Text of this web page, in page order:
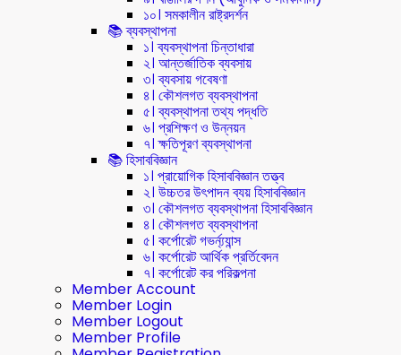
১০। সমকালীন রাষ্ট্রদর্শন
📚 ব্যবস্থাপনা
১। ব্যবস্থাপনা চিন্তাধারা
২। আন্তর্জাতিক ব্যবসায়
৩। ব্যবসায় গবেষণা
৪। কৌশলগত ব্যবস্থাপনা
৫। ব্যবস্থাপনা তথ্য পদ্ধতি
৬। প্রশিক্ষণ ও উন্নয়ন
৭। ক্ষতিপূরণ ব্যবস্থাপনা
📚 হিসাববিজ্ঞান
১। প্রায়োগিক হিসাববিজ্ঞান তত্ত্ব
২। উচ্চতর উৎপাদন ব্যয় হিসাববিজ্ঞান
৩। কৌশলগত ব্যবস্থাপনা হিসাববিজ্ঞান
৪। কৌশলগত ব্যবস্থাপনা
৫। কর্পোরেট গভর্ন্য্যান্স
৬। কর্পোরেট আর্থিক প্রর্তিবেদন
৭। কর্পোরেট কর পরিকল্পনা
Member Account
Member Login
Member Logout
Member Profile